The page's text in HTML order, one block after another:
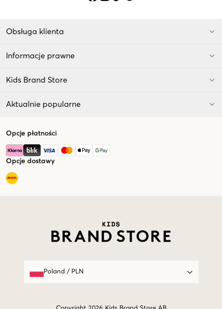
Obsługa klienta
Informacje prawne
Kids Brand Store
Aktualnie popularne
Opcje płatności
Opcje dostawy
Poland / PLN